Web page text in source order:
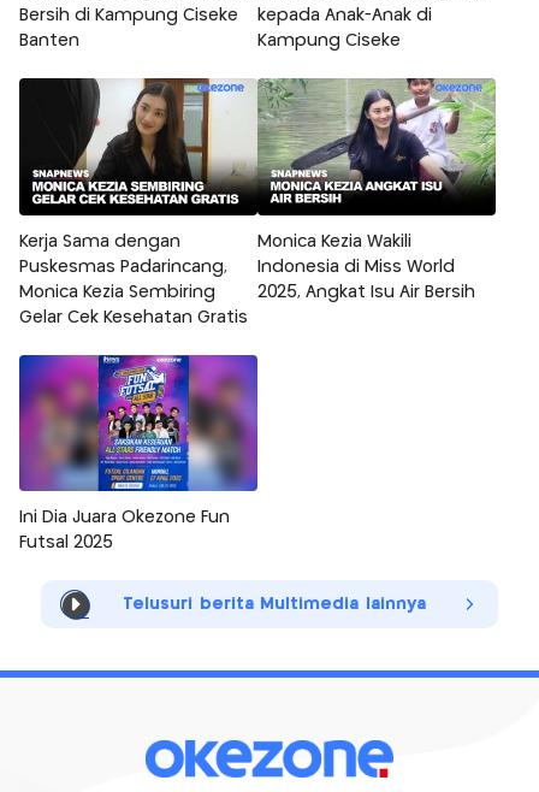
Bersih di Kampung Ciseke
Banten
kepada Anak-Anak di
Kampung Ciseke
Kerja Sama dengan
Puskesmas Padarincang,
Monica Kezia Sembiring
Gelar Cek Kesehatan Gratis
Monica Kezia Wakili
Indonesia di Miss World
2025, Angkat Isu Air Bersih
Ini Dia Juara Okezone Fun
Futsal 2025
Telusuri berita Multimedia lainnya